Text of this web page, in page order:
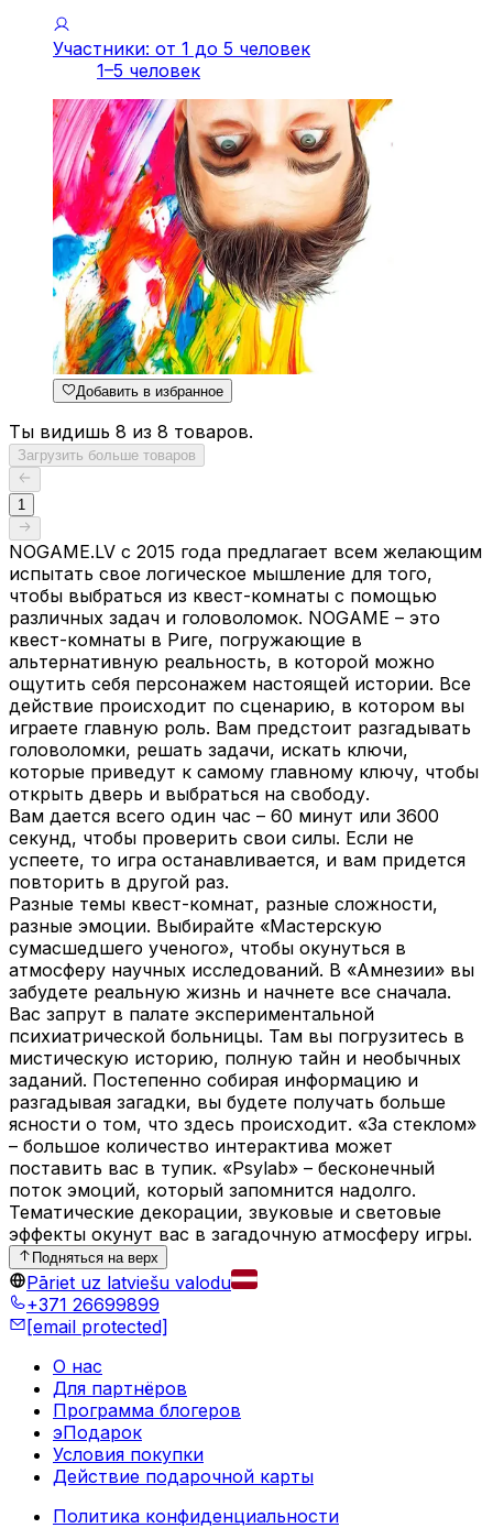
Участники: от 1 до 5 человек
1–5 человек
Добавить в избранное
Ты видишь 8 из 8 товаров.
Загрузить больше товаров
1
NOGAME.LV с 2015 года предлагает всем желающим
испытать свое логическое мышление для того,
чтобы выбраться из квест-комнаты с помощью
различных задач и головоломок. NOGAME – это
квест-комнаты в Риге, погружающие в
альтернативную реальность, в которой можно
ощутить себя персонажем настоящей истории. Все
действие происходит по сценарию, в котором вы
играете главную роль. Вам предстоит разгадывать
головоломки, решать задачи, искать ключи,
которые приведут к самому главному ключу, чтобы
открыть дверь и выбраться на свободу.
Вам дается всего один час – 60 минут или 3600
секунд, чтобы проверить свои силы. Если не
успеете, то игра останавливается, и вам придется
повторить в другой раз.
Разные темы квест-комнат, разные сложности,
разные эмоции. Выбирайте «Мастерскую
сумасшедшего ученого», чтобы окунуться в
атмосферу научных исследований. В «Амнезии» вы
забудете реальную жизнь и начнете все сначала.
Вас запрут в палате экспериментальной
психиатрической больницы. Там вы погрузитесь в
мистическую историю, полную тайн и необычных
заданий. Постепенно собирая информацию и
разгадывая загадки, вы будете получать больше
ясности о том, что здесь происходит. «За стеклом»
– большое количество интерактива может
поставить вас в тупик. «Psylab» – бесконечный
поток эмоций, который запомнится надолго.
Тематические декорации, звуковые и световые
эффекты окунут вас в загадочную атмосферу игры.
Подняться на верх
Pāriet uz latviešu valodu
+371 26699899
[email protected]
О нас
Для партнёров
Программа блогеров
эПодарок
Условия покупки
Действие подарочной карты
Политика конфиденциальности